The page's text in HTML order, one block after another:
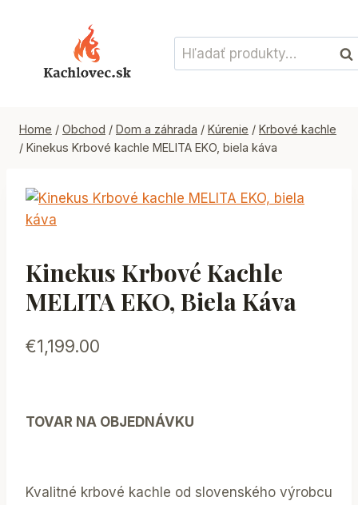
Hľadať:
Home / Obchod / Dom a záhrada / Kúrenie / Krbové kachle
/ Kinekus Krbové kachle MELITA EKO, biela káva
Kinekus Krbové Kachle
MELITA EKO, Biela Káva
€1,199.00
TOVAR NA OBJEDNÁVKU
Kvalitné krbové kachle od slovenského výrobcu